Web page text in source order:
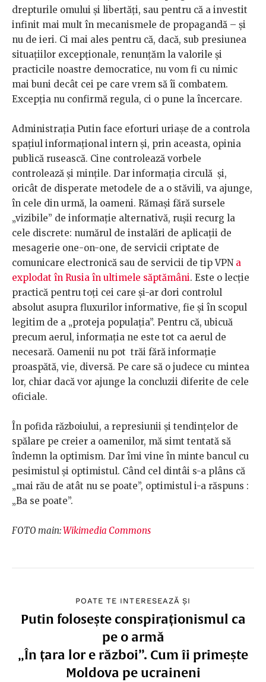
drepturile omului și libertăți, sau pentru că a investit
infinit mai mult în mecanismele de propagandă – și
nu de ieri. Ci mai ales pentru că, dacă, sub presiunea
situațiilor excepționale, renunțăm la valorile și
practicile noastre democratice, nu vom fi cu nimic
mai buni decât cei pe care vrem să îi combatem.
Excepția nu confirmă regula, ci o pune la încercare.
Administrația Putin face eforturi uriașe de a controla
spațiul informațional intern și, prin aceasta, opinia
publică rusească. Cine controlează vorbele
controlează și mințile. Dar informația circulă și,
oricât de disperate metodele de a o stăvili, va ajunge,
în cele din urmă, la oameni. Rămași fără sursele
„vizibile” de informație alternativă, rușii recurg la
cele discrete: numărul de instalări de aplicații de
mesagerie one-on-one, de servicii criptate de
comunicare electronică sau de servicii de tip VPN a
explodat în Rusia în ultimele săptămâni. Este o lecție
practică pentru toți cei care și-ar dori controlul
absolut asupra fluxurilor informative, fie și în scopul
legitim de a „proteja populația”. Pentru că, ubicuă
precum aerul, informația ne este tot ca aerul de
necesară. Oamenii nu pot trăi fără informație
proaspătă, vie, diversă. Pe care să o judece cu mintea
lor, chiar dacă vor ajunge la concluzii diferite de cele
oficiale.
În pofida războiului, a represiunii și tendințelor de
spălare pe creier a oamenilor, mă simt tentată să
îndemn la optimism. Dar îmi vine în minte bancul cu
pesimistul și optimistul. Când cel dintâi s-a plâns că
„mai rău de atât nu se poate”, optimistul i-a răspuns :
„Ba se poate”.
FOTO main:Wikimedia Commons
POATE TE INTERESEAZĂ ȘI
Putin folosește conspiraționismul ca
pe o armă
„În țara lor e război”. Cum îi primește
Moldova pe ucraineni